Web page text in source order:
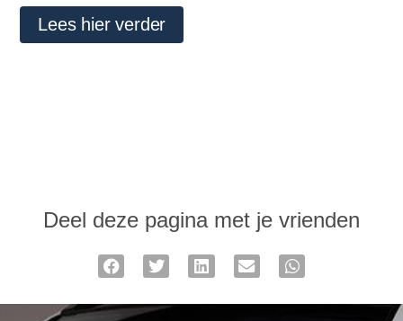
Lees hier verder
Deel deze pagina met je vrienden